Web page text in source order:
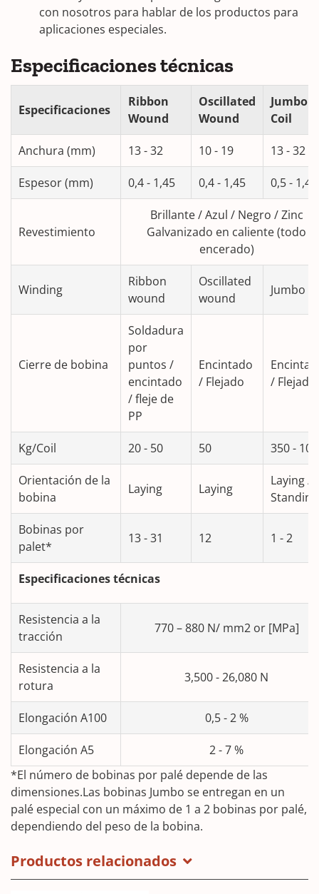
con nosotros para hablar de los productos para
aplicaciones especiales.
Especificaciones técnicas
Especificaciones
Ribbon
Wound
Oscillated
Wound
Jumbo
Coil
Anchura (mm) 13 - 32 10 - 19 13 - 32
Espesor (mm) 0,4 - 1,45 0,4 - 1,45 0,5 - 1,45
Revestimiento
Brillante / Azul / Negro / Zinc
Galvanizado en caliente (todo
encerado)
Winding
Ribbon
wound
Oscillated
wound
Jumbo
Cierre de bobina
Soldadura
por
puntos /
encintado
/ fleje de
PP
Encintado
/ Flejado
/ Flejado
Kg/Coil 20 - 50 50 350 -
Orientación de la
bobina
Laying Laying
Laying /
Standing
Bobinas por
palet*
13 - 31 12 1 - 2
Especificaciones técnicas
Resistencia a la
tracción
770 – 880 N/ mm2 or [MPa]
Resistencia a la
rotura
3,500 - 26,080 N
Elongación A100 0,5 - 2 %
Elongación A5
2 - 7 %
*El número de bobinas por palé depende de las
dimensiones.Las bobinas Jumbo se entregan en un
palé especial con un máximo de 1 a 2 bobinas por palé,
dependiendo del peso de la bobina.
Productos relacionados